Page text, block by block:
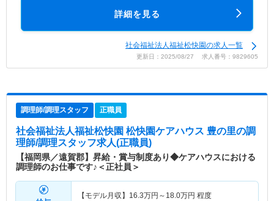
詳細を見る
社会福祉法人福祉松快園の求人一覧
更新日：2025/08/27 求人番号：9829605
調理師/調理スタッフ 正職員
社会福祉法人福祉松快園 松快園ケアハウス 豊の里の調
理師/調理スタッフ求人(正職員)
【福岡県／遠賀郡】昇給・賞与制度あり◆ケアハウスにおける
調理師のお仕事です♪＜正社員＞
【モデル月収】 16.3万円～ 18.0万円 程度